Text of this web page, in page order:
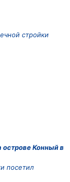
стройки
Конный в
посетил